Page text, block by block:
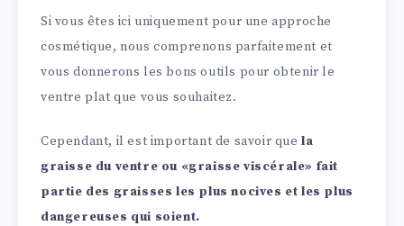
Si vous êtes ici uniquement pour une approche
cosmétique, nous comprenons parfaitement et
vous donnerons les bons outils pour obtenir le
ventre plat que vous souhaitez.
Cependant, il est important de savoir quela
graisse du ventre ou «graisse viscérale» fait
partie des graisses les plus nocives et les plus
dangereuses qui soient.